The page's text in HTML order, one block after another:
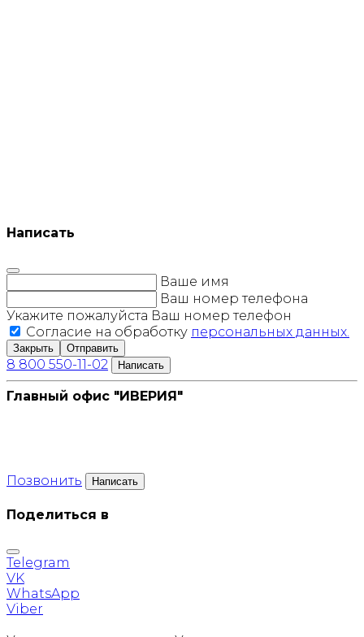
Написать
Ваше имя
Ваш номер телефона
Укажите пожалуйста Ваш номер телефон
Согласие на обработку персональных данных.
Закрыть Отправить
8 800 550-11-02 Написать
Главный офис "ИВЕРИЯ"
Позвонить Написать
Поделиться в
Telegram
VK
WhatsApp
Viber